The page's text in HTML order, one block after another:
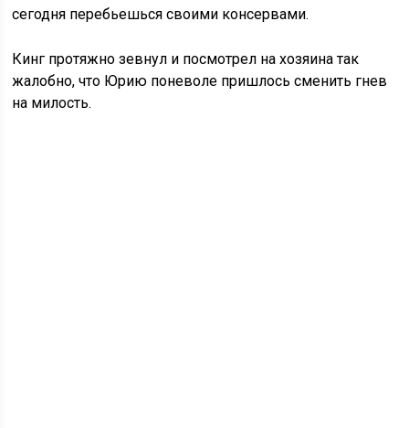
сегодня перебьешься своими консервами.
Кинг протяжно зевнул и посмотрел на хозяина так
жалобно, что Юрию поневоле пришлось сменить гнев
на милость.